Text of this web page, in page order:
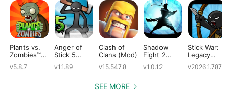
Plants vs.
Zombies™
v5.8.7
Anger of
Stick 5
v1.1.89
Clash of
Clans (Mod)
v15.547.8
Shadow
Fight 2
Edition
v1.0.12
Stick War:
Legacy
v2026.1.787
SEE MORE